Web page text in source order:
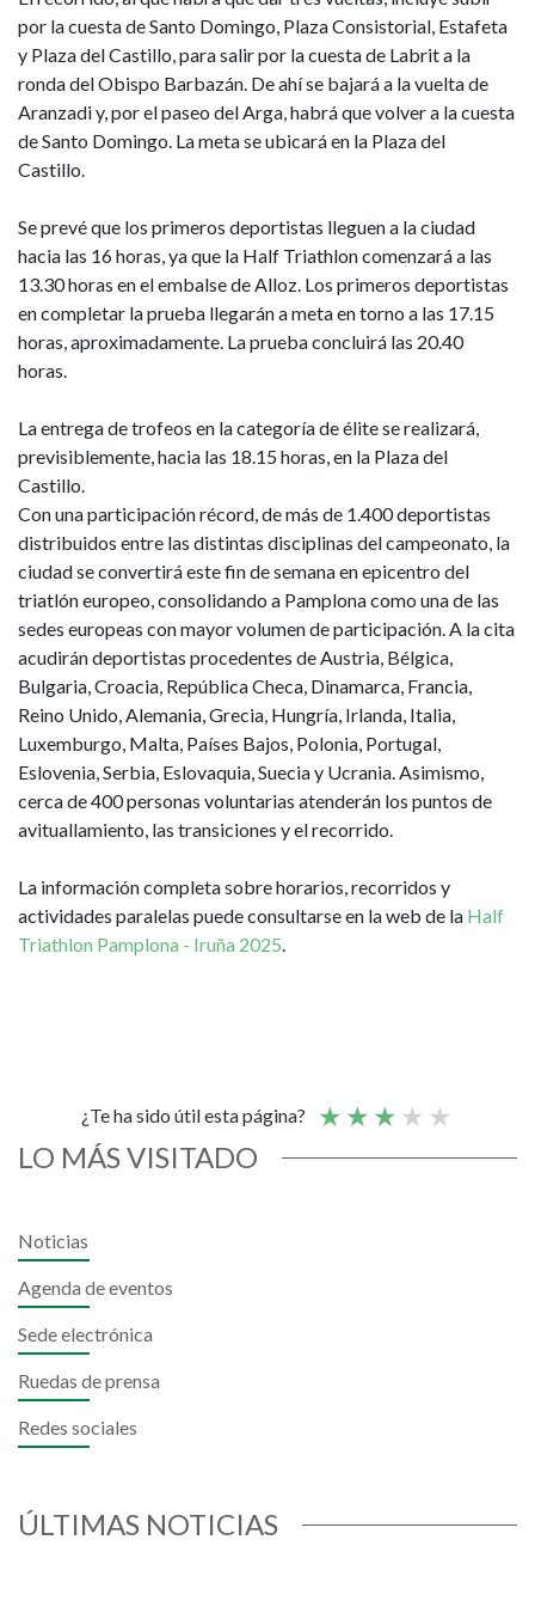
por la cuesta de Santo Domingo, Plaza Consistorial, Estafeta
y Plaza del Castillo, para salir por la cuesta de Labrit a la
ronda del Obispo Barbazán. De ahí se bajará a la vuelta de
Aranzadi y, por el paseo del Arga, habrá que volver a la cuesta
de Santo Domingo. La meta se ubicará en la Plaza del
Castillo.
Se prevé que los primeros deportistas lleguen a la ciudad
hacia las 16 horas, ya que la Half Triathlon comenzará a las
13.30 horas en el embalse de Alloz. Los primeros deportistas
en completar la prueba llegarán a meta en torno a las 17.15
horas, aproximadamente. La prueba concluirá las 20.40
horas.
La entrega de trofeos en la categoría de élite se realizará,
previsiblemente, hacia las 18.15 horas, en la Plaza del
Castillo.
Con una participación récord, de más de 1.400 deportistas
distribuidos entre las distintas disciplinas del campeonato, la
ciudad se convertirá este fin de semana en epicentro del
triatlón europeo, consolidando a Pamplona como una de las
sedes europeas con mayor volumen de participación. A la cita
acudirán deportistas procedentes de Austria, Bélgica,
Bulgaria, Croacia, República Checa, Dinamarca, Francia,
Reino Unido, Alemania, Grecia, Hungría, Irlanda, Italia,
Luxemburgo, Malta, Países Bajos, Polonia, Portugal,
Eslovenia, Serbia, Eslovaquia, Suecia y Ucrania. Asimismo,
cerca de 400 personas voluntarias atenderán los puntos de
avituallamiento, las transiciones y el recorrido.
La información completa sobre horarios, recorridos y
actividades paralelas puede consultarse en la web de la Half
Triathlon Pamplona - Iruña 2025
¿Te ha sido útil esta página?
LO MÁS VISITADO
Noticias
Agenda de eventos
Sede electrónica
Ruedas de prensa
Redes sociales
ÚLTIMAS NOTICIAS